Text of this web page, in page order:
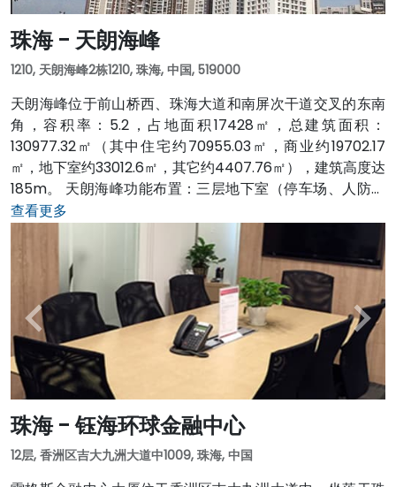
珠海 - 天朗海峰
1210, 天朗海峰2栋1210, 珠海, 中国, 519000
天朗海峰位于前山桥西、珠海大道和南屏次干道交叉的东南
角，容积率：5.2，占地面积17428㎡，总建筑面积：
130977.32㎡（其中住宅约70955.03㎡，商业约19702.17
㎡，地下室约33012.6㎡，其它约4407.76㎡），建筑高度达
185m。 天朗海峰功能布置：三层地下室（停车场、人防等
功能配置）； 四层裙楼商场；裙楼顶层以上2幢住宅塔楼，
每幢塔楼58层（其中：塔楼1层为住宅入户大堂，2层为会
所，3层为商业配套的办公楼层，第22层、第37层为避难
层，其余的53个楼层均为住宅标准层） 建筑风格： 完整干
净的住宅塔楼，结构体系合理，平面方整没有开口切槽，极
富原创性； 城市地标、沉静内敛，却又挺拔峻峭。 有玉树临
风的气质，没有表象性的性态模拟，从性格上贴近滨海花园
城市的风范 公园：回归公园，竹仙洞公园 超市：得一超市
商业：华发商都，滨河风情酒吧街、南屏海鲜街、南屏市场
等 学校：容闳国际幼儿园、容闳小学、北山小学、南屏中学
查看更多
珠海 - 钰海环球金融中心
12层, 香洲区吉大九洲大道中1009, 珠海, 中国